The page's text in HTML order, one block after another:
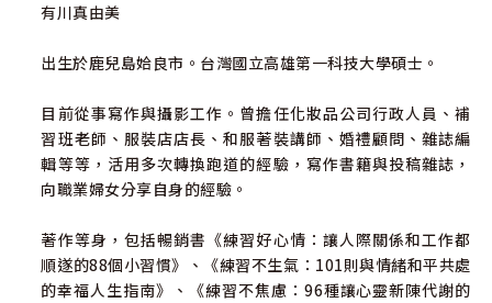
有川真由美
出生於鹿兒島姶良市。台灣國立高雄第一科技大學碩士。
目前從事寫作與攝影工作。曾擔任化妝品公司行政人員、補
習班老師、服裝店店長、和服著裝講師、婚禮顧問、雜誌編
輯等等，活用多次轉換跑道的經驗，寫作書籍與投稿雜誌，
向職業婦女分享自身的經驗。
著作等身，包括暢銷書《練習好心情：讓人際關係和工作都
順遂的88個小習慣》、《練習不生氣：101則與情緒和平共處
的幸福人生指南》、《練習不焦慮：96種讓心靈新陳代謝的